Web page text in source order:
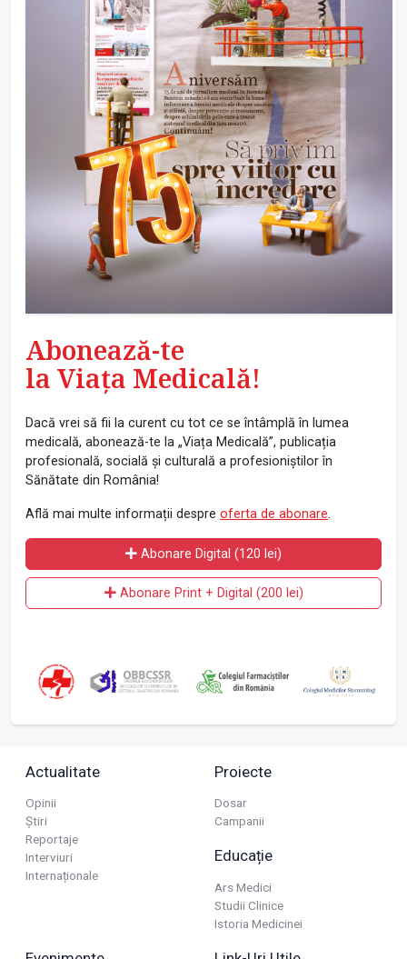
Abonează-te
la Viața Medicală!
Dacă vrei să fii la curent cu tot ce se întâmplă în lumea
medicală, abonează-te la „Viața Medicală”, publicația
profesională, socială și culturală a profesioniștilor în
Sănătate din România!
Află mai multe informații despre oferta de abonare.
Abonare Digital (120 lei)
Abonare Print + Digital (200 lei)
Actualitate
Opinii
Știri
Reportaje
Interviuri
Internaționale
Proiecte
Dosar
Campanii
Educație
Ars Medici
Studii Clinice
Istoria Medicinei